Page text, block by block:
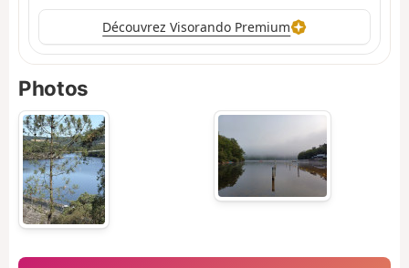
Découvrez Visorando Premium
Photos